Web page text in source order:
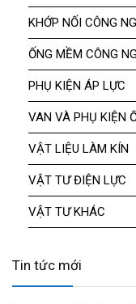
KHỚP NỐI CÔNG
ỐNG MỀM CÔNG
PHỤ KIỆN ÁP LỰC
VAN VÀ PHỤ KIỆN
VẬT LIỆU LÀM KÍN
VẬT TƯ ĐIỆN LỰC
VẬT TƯ KHÁC
Tin tức mới